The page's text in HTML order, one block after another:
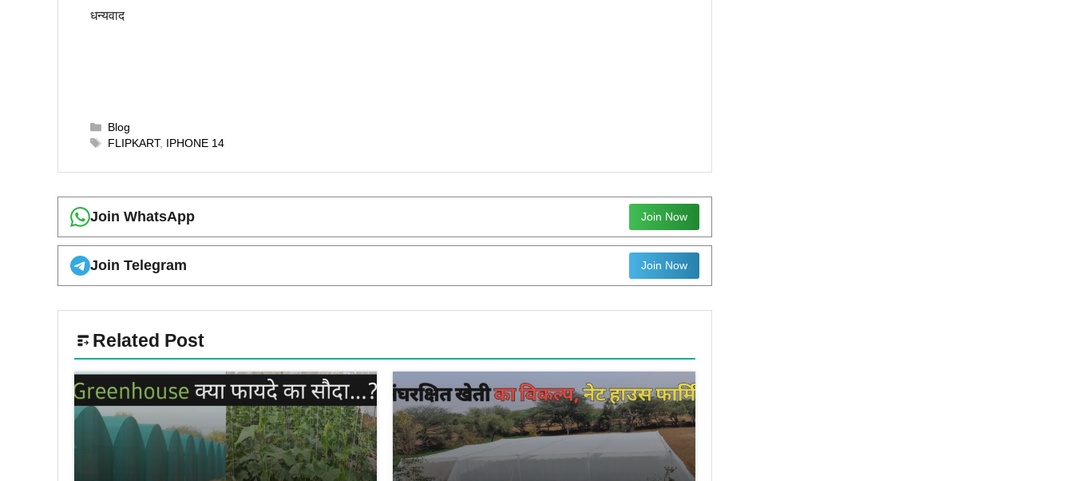
धन्यवाद
Categories
Blog
Tags
FLIPKART, IPHONE 14
Join WhatsApp Join Now
Join Telegram Join Now
Related Post